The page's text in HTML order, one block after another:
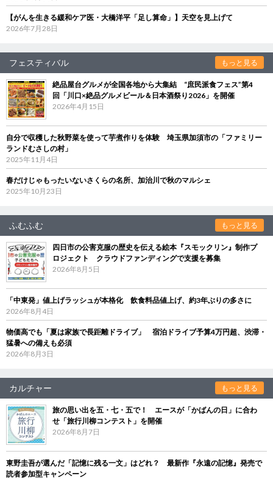
【がんを生きる緩和ケア医・大橋洋平「足し算命」】天空を見上げて
2026年7月28日
フェスティバル もっと見る
絶品屋台グルメが全国各地から大集結 “庶民派食フェス”第4
回「川口×絶品グルメビール＆日本酒祭り2026」を開催
2026年4月15日
自分で収穫した秋野菜を使って芋煮作りを体験 埼玉県加須市の「ファミリー
ランドむさしの村」
2025年11月4日
春だけじゃもったいないさくらの名所、加治川で秋のマルシェ
2025年10月23日
ふむふむ もっと見る
四日市の公害克服の歴史を伝える絵本『スモックリン』制作プ
ロジェクト クラウドファンディングで支援を募集
2026年8月5日
「中東発」値上げラッシュが本格化 飲食料品値上げ、約3年ぶりの多さに
2026年8月4日
物価高でも「夏は家族で長距離ドライブ」 宿泊ドライブ予算4万円超、渋滞・
猛暑への備えも必須
2026年8月3日
カルチャー もっと見る
旅の思い出を五・七・五で！ エースが「かばんの日」に合わ
せ「旅行川柳コンテスト」を開催
2026年8月7日
東野圭吾が選んだ「記憶に残る一文」はどれ？ 最新作『永遠の記憶』発売で
読者参加型キャンペーン